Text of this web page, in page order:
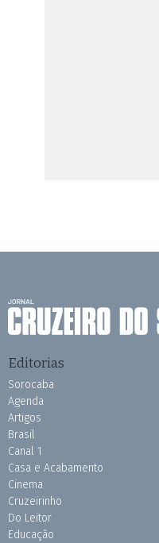
Editorias
Sorocaba
Agenda
Artigos
Brasil
Canal 1
Casa e Acabamento
Cinema
Cruzeirinho
Do Leitor
Educação